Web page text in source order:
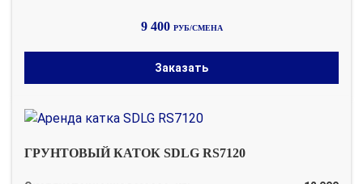
9 400 РУБ/СМЕНА
Заказать
ГРУНТОВЫЙ КАТОК SDLG RS7120